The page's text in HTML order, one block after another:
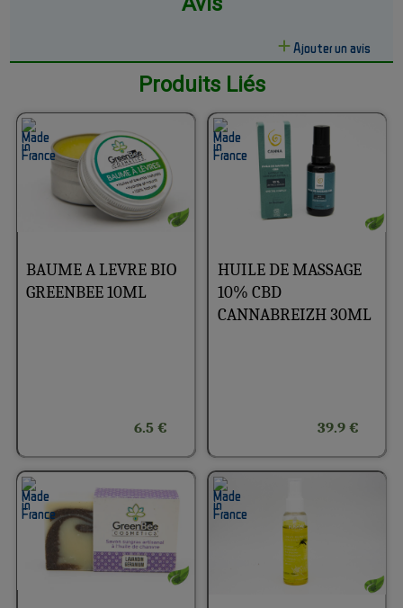
Ajouter un avis
Produits Liés
BAUME A LEVRE BIO
GREENBEE 10ML
6.5 €
HUILE DE MASSAGE
10% CBD
CANNABREIZH 30ML
39.9 €